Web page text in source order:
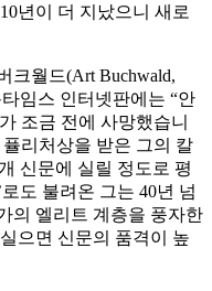
년이 더 지났으니 새로
크월드(Art Buchwald,
타임스 인터넷판에는 “안
조금 전에 사망했습니
리처상을 받은 그의 칼
신문에 실릴 정도로 평
도 불려온 그는 40년 넘
의 엘리트 계층을 풍자한
으면 신문의 품격이 높